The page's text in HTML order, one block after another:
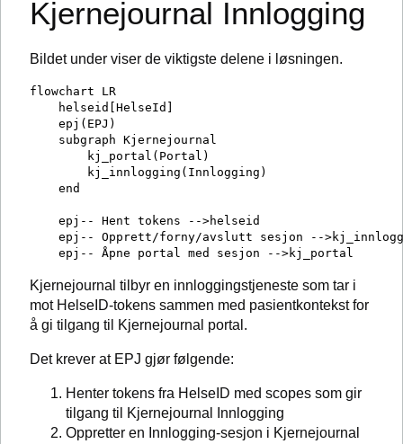
Kjernejournal Innlogging
Bildet under viser de viktigste delene i løsningen.
flowchart LR
    helseid[HelseId]
    epj(EPJ)
    subgraph Kjernejournal
        kj_portal(Portal)
        kj_innlogging(Innlogging)
    end
    epj-- Hent tokens -->helseid
epj-- Opprett/forny/avslutt sesjon --
Kjernejournal tilbyr en innloggingstjeneste som tar i
mot HelseID-tokens sammen med pasientkontekst for
å gi tilgang til Kjernejournal portal.
Det krever at EPJ gjør følgende:
Henter tokens fra HelseID med scopes som gir
tilgang til Kjernejournal Innlogging
Oppretter en Innlogging-sesjon i Kjernejournal